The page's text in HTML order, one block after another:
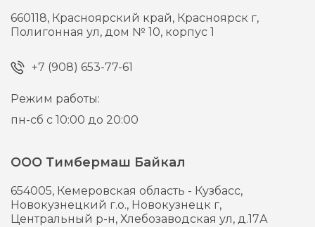
660118, Красноярский край, Красноярск г,
Полигонная ул, дом № 10, корпус 1
+7 (908) 653-77-61
Режим работы:
пн-сб с 10:00 до 20:00
ООО Тимбермаш Байкал
654005, Кемеровская область - Кузбасс,
Новокузнецкий г.о., Новокузнецк г,
Центральный р-н, Хлебозаводская ул, д.17А